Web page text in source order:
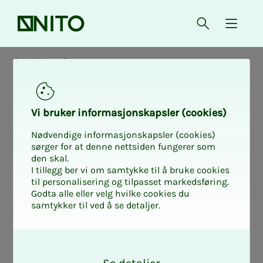
Forsiden Åpne søk
{
NITO i samfunnet
Vi bru­­­ker in­­­for­­­ma­­­sjons­­­kaps­­­­­ler (cookies)
Nødvendige informasjonskapsler (cookies)
sørger for at denne nettsiden fungerer som
den skal.
I tillegg ber vi om samtykke til å bruke cookies
til personalisering og tilpasset markedsføring.
Godta alle eller velg hvilke cookies du
samtykker til ved å se detaljer.